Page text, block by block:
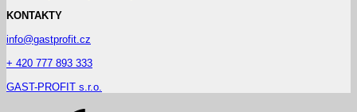
KONTAKTY
info@gastprofit.cz
+ 420 777 893 333
GAST-PROFIT s.r.o.